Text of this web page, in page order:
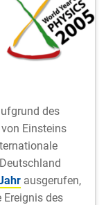
des
Einsteins
ausgerufen,
Ereignis des